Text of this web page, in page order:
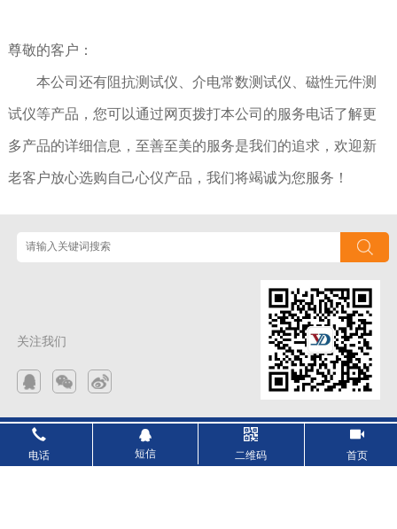
尊敬的客户：
本公司还有阻抗测试仪、介电常数测试仪、磁性元件测
试仪等产品，您可以通过网页拨打本公司的服务电话了解更
多产品的详细信息，至善至美的服务是我们的追求，欢迎新
老客户放心选购自己心仪产品，我们将竭诚为您服务！
关注我们
Copyright © 2026 苏州裕登电子科技有限公司 . All rights reserved.
号-3
电话 短信 二维码 首页